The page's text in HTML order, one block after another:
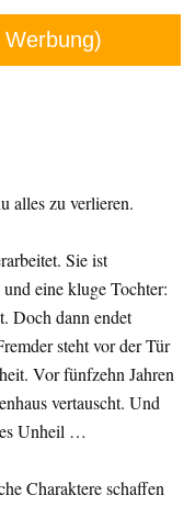
alles zu verlieren.
Sie ist
eine kluge Tochter:
Doch dann endet
steht vor der Tür
Vor fünfzehn Jahren
vertauscht. Und
Unheil …
Charaktere schaffen